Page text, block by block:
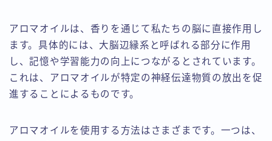
アロマオイルは、香りを通じて私たちの脳に直接作用し
ます。具体的には、大脳辺縁系と呼ばれる部分に作用
し、記憶や学習能力の向上につながるとされています。
これは、アロマオイルが特定の神経伝達物質の放出を促
進することによるものです。
アロマオイルを使用する方法はさまざまです。一つは、